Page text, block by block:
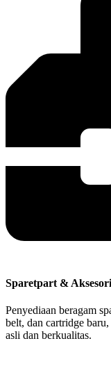
Sparetpart &
Penyediaan beragam
belt, dan cartridge
asli dan berkualitas.